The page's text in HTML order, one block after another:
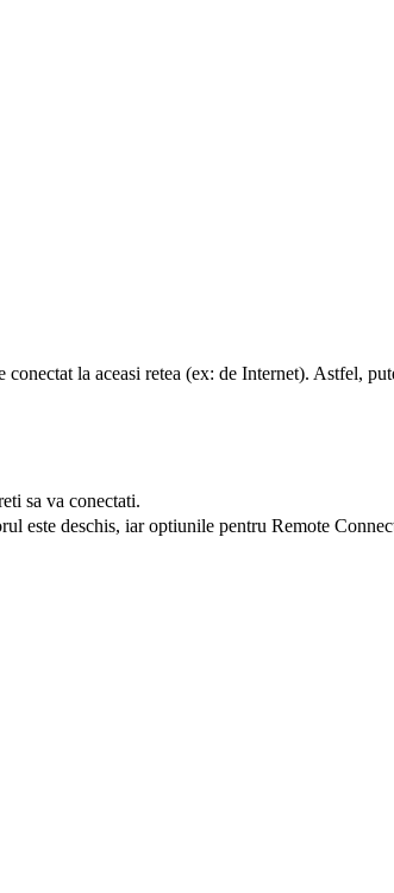
conectat la aceasi retea (ex: de Internet). Astfel,
sa va conectati.
este deschis, iar optiunile pentru Remote